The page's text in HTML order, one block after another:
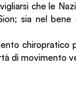
che le
sia nel
di movimento